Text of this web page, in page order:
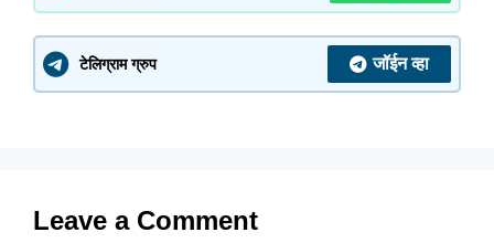
टेलिग्राम ग्रुप जॉईन व्हा
Leave a Comment